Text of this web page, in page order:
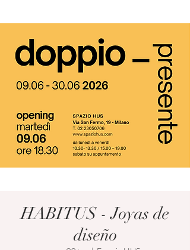
HABITUS - Joyas de
diseño